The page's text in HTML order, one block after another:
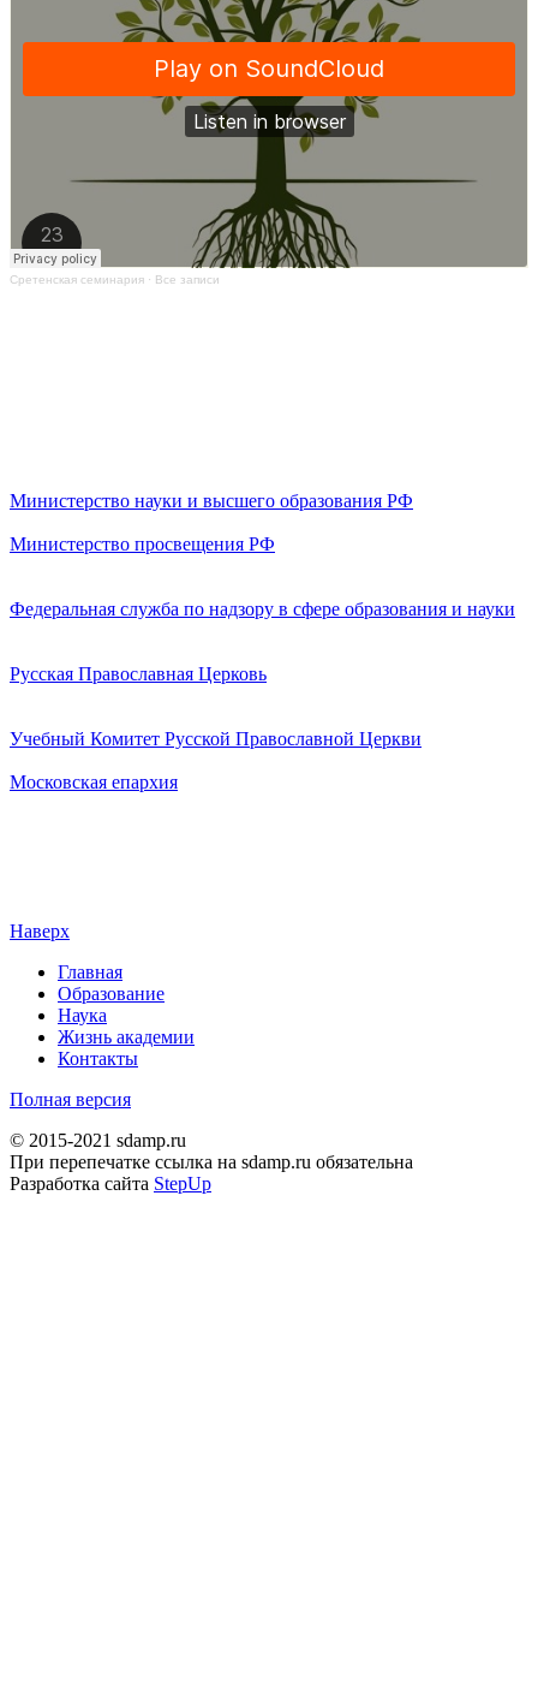
Сретенская семинария · Все записи
Министерство науки и высшего образования РФ
Министерство просвещения РФ
Федеральная служба по надзору в сфере образования и науки
Русская Православная Церковь
Учебный Комитет Русской Православной Церкви
Московская епархия
Наверх
Главная
Образование
Наука
Жизнь академии
Контакты
Полная версия
© 2015-2021 sdamp.ru
При перепечатке ссылка на sdamp.ru обязательна
Разработка сайта StepUp